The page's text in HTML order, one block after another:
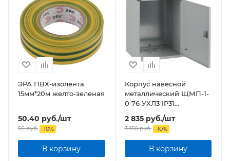
ЭРА ПВХ-изолента
15мм*20м желто-зеленая
50.40 руб./шт
56руб. -10%
В корзину
Корпус навесной
металлический ЩМП-1-
0 76 УХЛ3 IP31
(395х310х220) NO-111-00
ЭРА
2 835руб./шт
3 150руб. -10%
В корзину